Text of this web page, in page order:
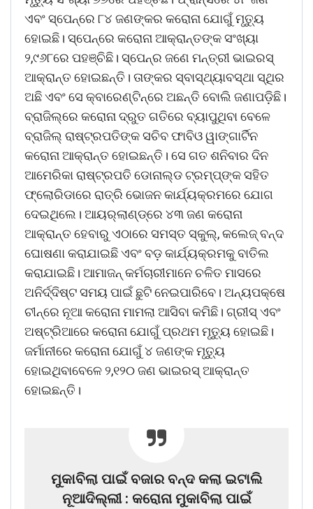
ଏବଂ ସ୍ପେନ୍‌ରେ ୮୪ ଜଣଙ୍କର କରୋନା ଯୋଗୁଁ ମୃତ୍ୟୁ
ହୋଇଛି। ସ୍ପେନ୍‌ରେ କରୋନା ଆକ୍ରାନ୍ତଙ୍କ ସଂଖ୍ୟା
୨,୯୬୮ରେ ପହଞ୍ଚିଛି। ସ୍ପେନ୍‌ର ଜଣେ ମନ୍ତ୍ରୀ ଭାଇରସ୍‌
ଆକ୍ରାନ୍ତ ହୋଇଛନ୍ତି। ତାଙ୍କର ସ୍ବାସ୍ଥ୍ୟାବସ୍ଥା ସ୍ଥିର
ଅଛି ଏବଂ ସେ କ୍ବାରେଣ୍ଟିନ୍‌ରେ ଅଛନ୍ତି ବୋଲି ଜଣାପଡ଼ିଛି।
ବ୍ରାଜିଲ୍‌ରେ କରୋନା ଦ୍ରୁତ ଗତିରେ ବ୍ୟାପୁଥିବା ବେଳେ
ବ୍ରାଜିଲ୍‌ ରାଷ୍ଟ୍ରପତିଙ୍କ ସଚିବ ଫାବିଓ ୱାଙ୍ଗାର୍ଟିନ
କରୋନା ଆକ୍ରାନ୍ତ ହୋଇଛନ୍ତି। ସେ ଗତ ଶନିବାର ଦିନ
ଆମେରିକା ରାଷ୍ଟ୍ରପତି ଡୋନାଲ୍‌ଡ ଟ୍ରମ୍ପ୍‌ଙ୍କ ସହିତ
ଫ୍ଲୋରିଡାରେ ରାତ୍ରି ଭୋଜନ କାର୍ଯ୍ୟକ୍ରମରେ ଯୋଗ
ଦେଇଥିଲେ। ଆୟର୍‌ଲାଣ୍ଡ୍‌ରେ ୪୩ ଜଣ କରୋନା
ଆକ୍ରାନ୍ତ ହେବାରୁ ଏଠାରେ ସମସ୍ତ ସ୍କୁଲ୍‌, କଲେଜ୍‌ ବନ୍ଦ
ଘୋଷଣା କରାଯାଇଛି ଏବଂ ବଡ଼ କାର୍ଯ୍ୟକ୍ରମକୁ ବାତିଲ
କରାଯାଇଛି। ଆମାଜନ୍ କର୍ମଚାରୀମାନେ ଚଳିତ ମାସ‌ରେ
ଅନିର୍ଦ୍ଦିଷ୍ଟ ସମୟ ପାଇଁ ଛୁଟି ନେଇପାରିବେ। ଅନ୍ୟପକ୍ଷେ
ଚୀନ୍‌ରେ ନୂଆ କରୋନା ମାମଲା ଆସିବା କମିଛି। ଗ୍ରୀସ୍‌ ଏବଂ
ଅଷ୍ଟ୍ରିଆରେ କରୋନା ଯୋଗୁଁ ପ୍ରଥମ ମୃତ୍ୟୁ ହୋଇଛି।
ଜର୍ମାନୀରେ କରୋନା ଯୋଗୁଁ ୪ ଜଣଙ୍କ ମୃତ୍ୟୁ
ହୋଇଥିବାବେଳେ ୨,୧୨୦ ଜଣ ଭାଇରସ୍‌ ଆକ୍ରାନ୍ତ
ହୋଇଛନ୍ତି।
ମୁକାବିଲା ପାଇଁ ବଜାର ବନ୍ଦ କଲା ଇଟାଲି
ନୂଆଦିଲ୍ଲୀ : କରୋନା ମୁକାବିଲା ପାଇଁ